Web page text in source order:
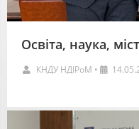
Освіта, наука,
КНДУ НДІРоМ •